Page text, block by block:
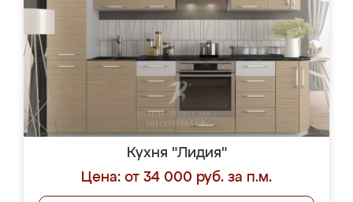
Кухня "Лидия"
Цена: от 34 000 руб. за п.м.